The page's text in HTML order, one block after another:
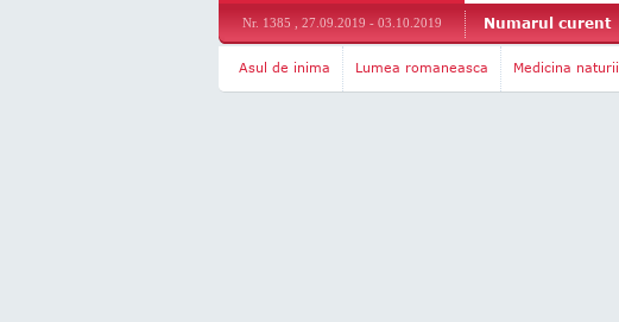
Nr. 1385 , 27.09.2019 - 03.10.2019 Numarul curent
Asul de inima Lumea romaneasca Medicina naturii